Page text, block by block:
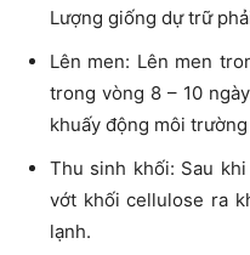
Lượng giống dự trữ
Lên men: Lên men
trong vòng 8 – 10
khuấy động môi
Thu sinh khối: Sau
vớt khối cellulose ra
lạnh.